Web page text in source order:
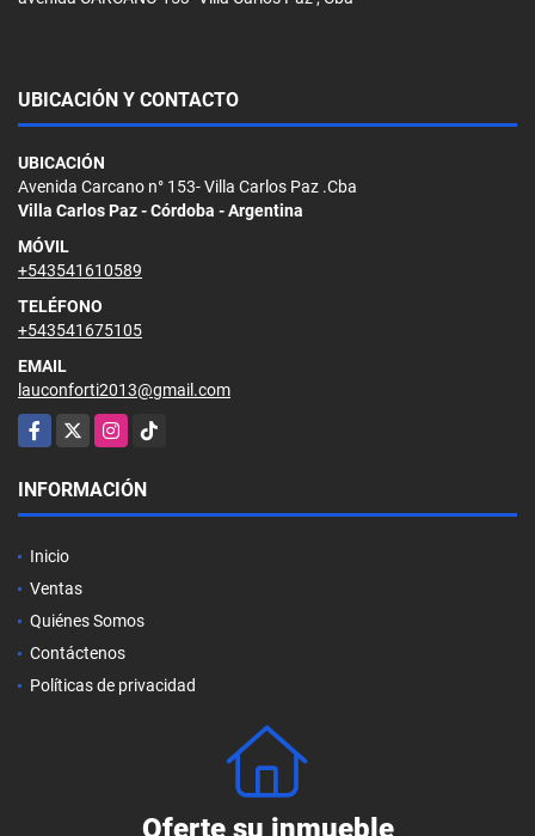
UBICACIÓN Y CONTACTO
UBICACIÓN
Avenida Carcano n° 153- Villa Carlos Paz .Cba
Villa Carlos Paz - Córdoba - Argentina
MÓVIL
+543541610589
TELÉFONO
+543541675105
EMAIL
lauconforti2013@gmail.com
Facebook
X Instagram
TikTok
INFORMACIÓN
Inicio
Ventas
Quiénes Somos
Contáctenos
Políticas de privacidad
Oferte su inmueble